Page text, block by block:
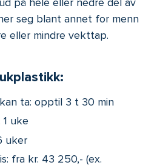
seg blant annet for menn
eller mindre vekttap.
ta: opptil 3 t 30 min
uke
uker
fra kr. 43 250,- (ex.